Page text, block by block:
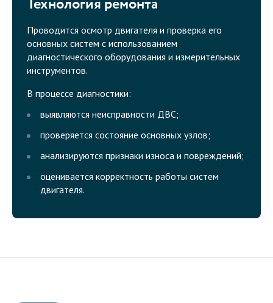
Проводится осмотр двигателя и проверка его
основных систем с использованием
диагностического оборудования и измерительных
инструментов.
В процессе диагностики:
выявляются неисправности ДВС;
проверяется состояние основных узлов;
анализируются признаки износа и повреждений;
оценивается корректность работы систем
двигателя.